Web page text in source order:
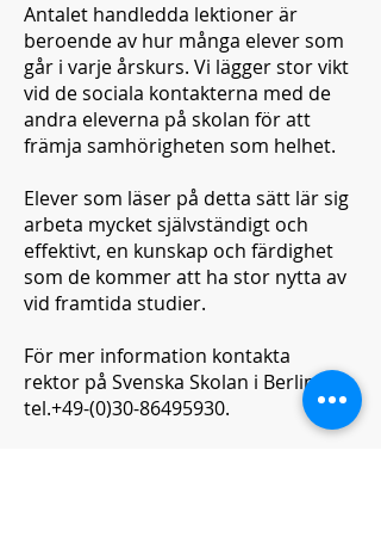
Antalet handledda lektioner är
beroende av hur många elever som
går i varje årskurs. Vi lägger stor vikt
vid de sociala kontakterna med de
andra eleverna på skolan för att
främja samhörigheten som helhet.
Elever som läser på detta sätt lär sig
arbeta mycket självständigt och
effektivt, en kunskap och färdighet
som de kommer att ha stor nytta av
vid framtida studier.
För mer information kontakta
rektor på Svenska Skolan i Berlin,
tel.+49-(0)30-86495930.